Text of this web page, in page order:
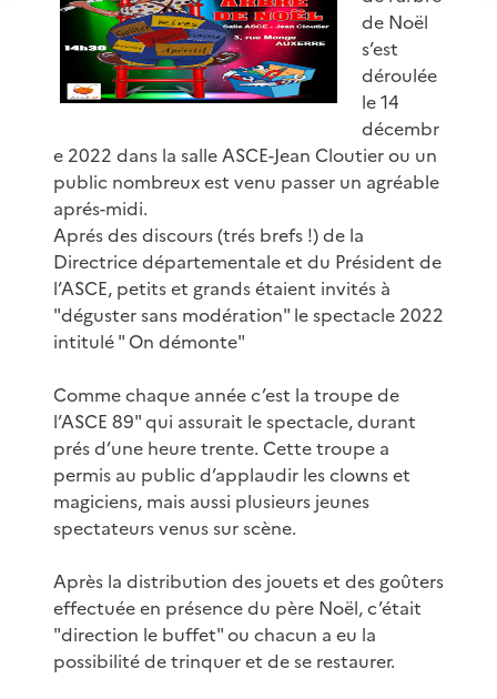
de Noël
s’est
déroulée
le 14
décembr
e 2022 dans la salle ASCE-Jean Cloutier ou un
public nombreux est venu passer un agréable
aprés-midi.
Aprés des discours (trés brefs !) de la
Directrice départementale et du Président de
l’ASCE, petits et grands étaient invités à
"déguster sans modération" le spectacle 2022
intitulé " On démonte"
Comme chaque année c’est la troupe de
l’ASCE 89" qui assurait le spectacle, durant
prés d’une heure trente. Cette troupe a
permis au public d’applaudir les clowns et
magiciens, mais aussi plusieurs jeunes
spectateurs venus sur scène.
Après la distribution des jouets et des goûters
effectuée en présence du père Noël, c’était
"direction le buffet" ou chacun a eu la
possibilité de trinquer et de se restaurer.